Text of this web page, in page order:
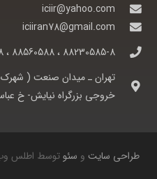
iciir@yahoo.com
iciiran78@gmail.com
88230585-8 ، 88560588 ، 88560628
تهران ـ ميدان صنعت ( شهرک
خروجی بزرگراه نيايش- خ
طراحی سایت و سئوتوسط اطلس